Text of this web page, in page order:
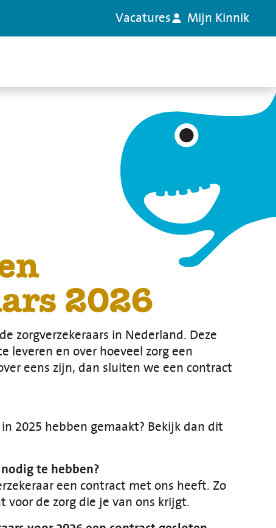
Vacatures Mijn Kinnik
2026
zorgverzekeraars in Nederland. Deze
leveren en over hoeveel zorg een
eens zijn, dan sluiten we een contract
2025 hebben gemaakt? Bekijk dan dit
te hebben?
een contract met ons heeft. Zo
voor de zorg die je van ons krijgt.